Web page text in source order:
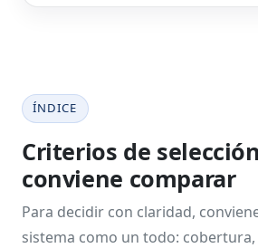
ÍNDICE
Criterios de
conviene comparar
Para decidir con claridad,
sistema como un todo: